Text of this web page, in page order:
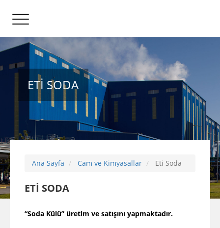
ETİ SODA
Ana Sayfa Cam ve Kimyasallar Eti Soda
ETİ SODA
“Soda Külü” üretim ve satışını yapmaktadır.